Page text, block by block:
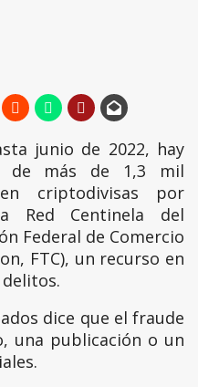
junio de 2022, hay
de más de 1,3 mil
criptodivisas por
Red Centinela del
Federal de Comercio
FTC), un recurso en
dice que el fraude
una publicación o un